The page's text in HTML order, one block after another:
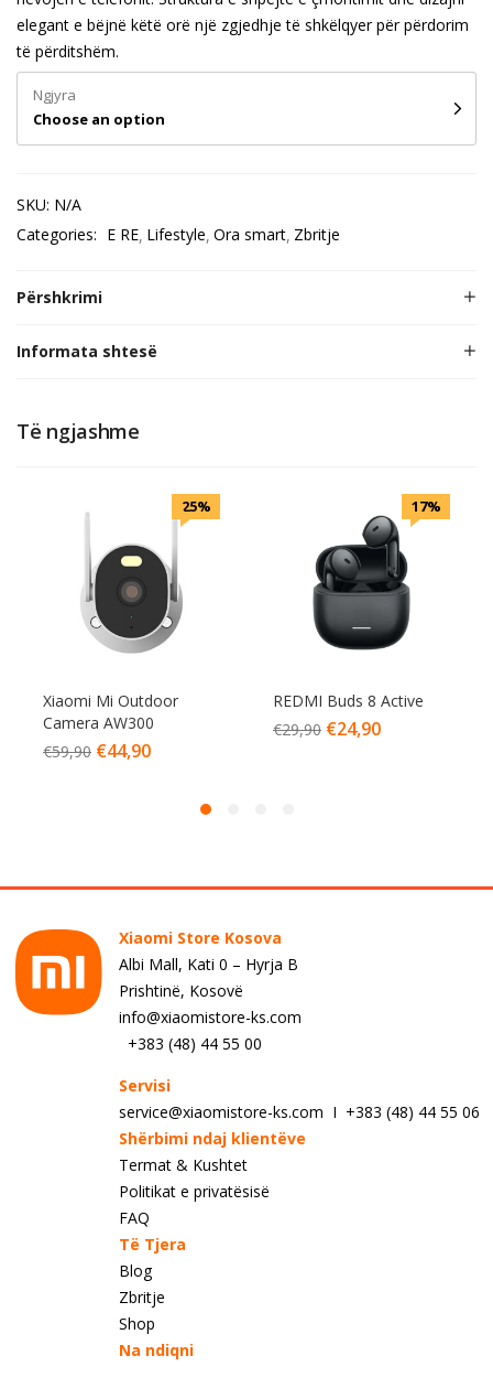
elegant e bëjnë këtë orë një zgjedhje të shkëlqyer për përdorim
të përditshëm.
Ngjyra
Choose an option
SKU: N/A
Categories: E RE Lifestyle Ora smart Zbritje
Përshkrimi
Informata shtesë
Të ngjashme
25%
Xiaomi Mi Outdoor
Camera AW300
€59,90 €44,90
17%
REDMI Buds 8 Active
€29,90 €24,90
Xiaomi Store Kosova
Albi Mall, Kati 0 – Hyrja B
Prishtinë, Kosovë
info@xiaomistore-ks.com
+383 (48) 44 55 00
Servisi
service@xiaomistore-ks.com I +383 (48) 44 55 06
Shërbimi ndaj klientëve
Termat & Kushtet
Politikat e privatësisë
FAQ
Të Tjera
Blog
Zbritje
Shop
Na ndiqni